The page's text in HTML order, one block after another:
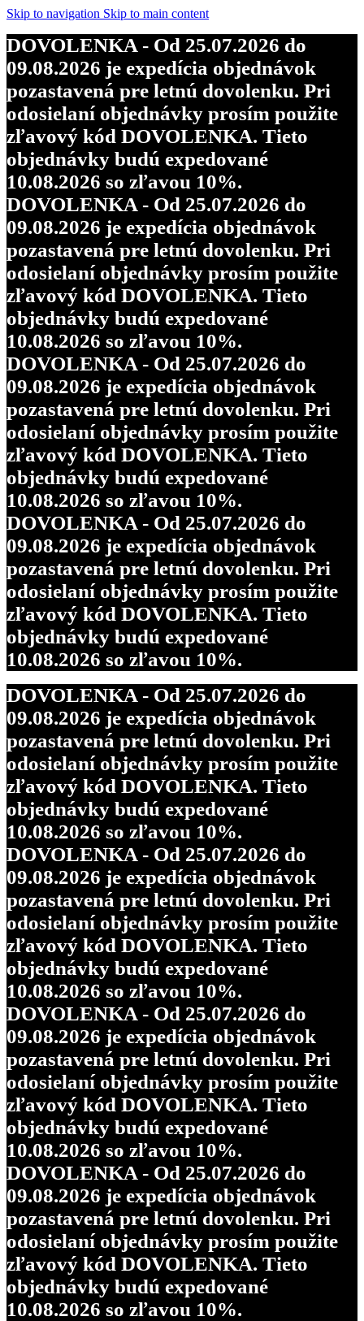
Skip to navigation Skip to main content
DOVOLENKA - Od 25.07.2026 do
09.08.2026 je expedícia objednávok
pozastavená pre letnú dovolenku. Pri
odosielaní objednávky prosím použite
zľavový kód DOVOLENKA. Tieto
objednávky budú expedované
10.08.2026 so zľavou 10%.
DOVOLENKA - Od 25.07.2026 do
09.08.2026 je expedícia objednávok
pozastavená pre letnú dovolenku. Pri
odosielaní objednávky prosím použite
zľavový kód DOVOLENKA. Tieto
objednávky budú expedované
10.08.2026 so zľavou 10%.
DOVOLENKA - Od 25.07.2026 do
09.08.2026 je expedícia objednávok
pozastavená pre letnú dovolenku. Pri
odosielaní objednávky prosím použite
zľavový kód DOVOLENKA. Tieto
objednávky budú expedované
10.08.2026 so zľavou 10%.
DOVOLENKA - Od 25.07.2026 do
09.08.2026 je expedícia objednávok
pozastavená pre letnú dovolenku. Pri
odosielaní objednávky prosím použite
zľavový kód DOVOLENKA. Tieto
objednávky budú expedované
10.08.2026 so zľavou 10%.
DOVOLENKA - Od 25.07.2026 do
09.08.2026 je expedícia objednávok
pozastavená pre letnú dovolenku. Pri
odosielaní objednávky prosím použite
zľavový kód DOVOLENKA. Tieto
objednávky budú expedované
10.08.2026 so zľavou 10%.
DOVOLENKA - Od 25.07.2026 do
09.08.2026 je expedícia objednávok
pozastavená pre letnú dovolenku. Pri
odosielaní objednávky prosím použite
zľavový kód DOVOLENKA. Tieto
objednávky budú expedované
10.08.2026 so zľavou 10%.
DOVOLENKA - Od 25.07.2026 do
09.08.2026 je expedícia objednávok
pozastavená pre letnú dovolenku. Pri
odosielaní objednávky prosím použite
zľavový kód DOVOLENKA. Tieto
objednávky budú expedované
10.08.2026 so zľavou 10%.
DOVOLENKA - Od 25.07.2026 do
09.08.2026 je expedícia objednávok
pozastavená pre letnú dovolenku. Pri
odosielaní objednávky prosím použite
zľavový kód DOVOLENKA. Tieto
objednávky budú expedované
10.08.2026 so zľavou 10%.